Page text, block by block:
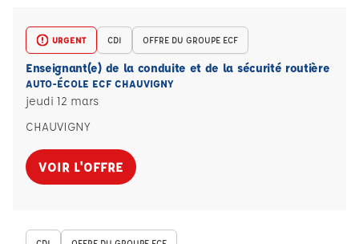
URGENT CDI OFFRE DU GROUPE ECF
Enseignant(e) de la conduite et de la sécurité routière
AUTO-ÉCOLE ECF CHAUVIGNY
jeudi 12 mars
CHAUVIGNY
VOIR L'OFFRE